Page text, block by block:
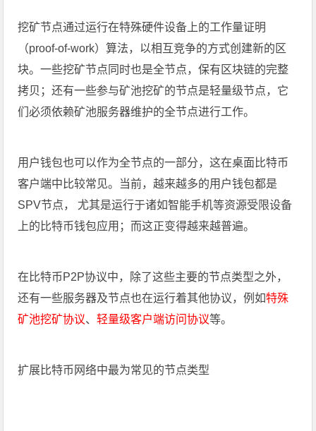
挖矿节点通过运行在特殊硬件设备上的工作量证明
（proof-of-work）算法，以相互竞争的方式创建新的区
块。一些挖矿节点同时也是全节点，保有区块链的完整
拷贝；还有一些参与矿池挖矿的节点是轻量级节点，它
们必须依赖矿池服务器维护的全节点进行工作。
用户钱包也可以作为全节点的一部分，这在桌面比特币
客户端中比较常见。当前，越来越多的用户钱包都是
SPV节点， 尤其是运行于诸如智能手机等资源受限设备
上的比特币钱包应用；而这正变得越来越普遍。
在比特币P2P协议中，除了这些主要的节点类型之外，
还有一些服务器及节点也在运行着其他协议，例如特殊
矿池挖矿协议、轻量级客户端访问协议等。
扩展比特币网络中最为常见的节点类型